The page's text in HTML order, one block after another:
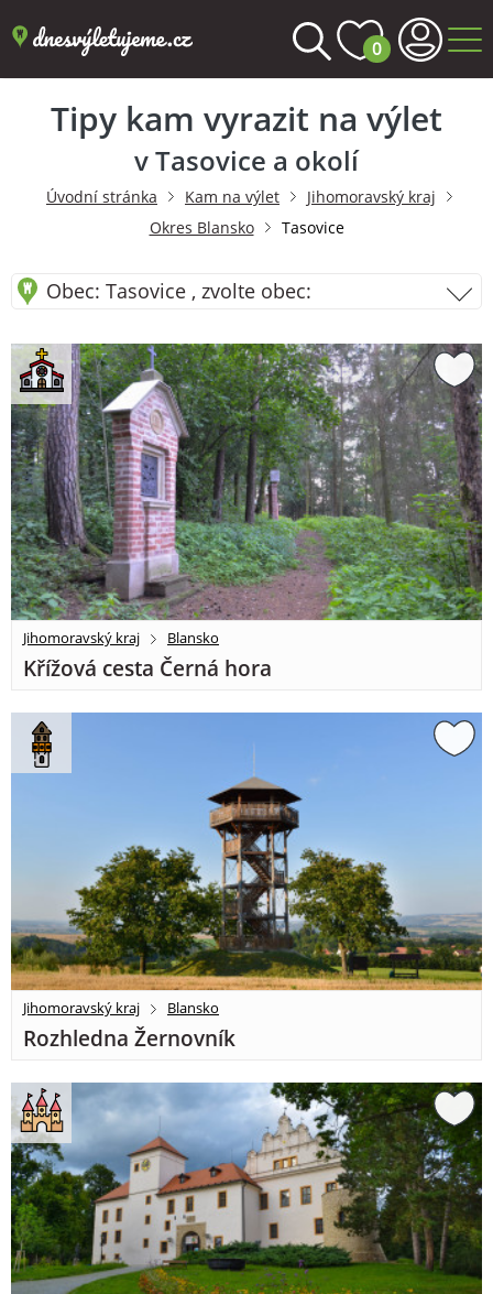
0
Tipy kam vyrazit na výlet
v Tasovice a okolí
Úvodní stránka Kam na výlet
Jihomoravský kraj
Okres Blansko
Tasovice
Obec: Tasovice , zvolte obec:
Jihomoravský kraj Blansko
Křížová cesta Černá hora
Jihomoravský kraj Blansko
Rozhledna Žernovník